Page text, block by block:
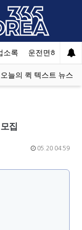
소록 운전면허 문의
오늘의 퀵 텍스트 뉴스
집
05.20 04:59